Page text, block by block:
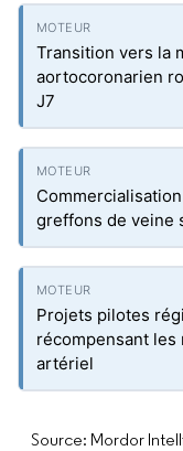
Transition vers la
aortocoronarien
J7
greffons de veine
Projets pilotes
récompensant
artériel
Source: Mordor